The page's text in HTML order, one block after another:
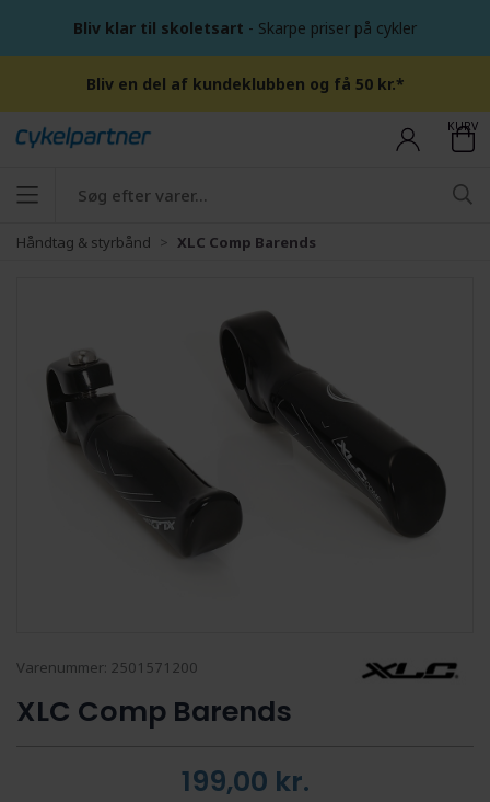
Bliv klar til skoletsart - Skarpe priser på cykler
Bliv en del af kundeklubben og få 50 kr.*
KURV
Håndtag & styrbånd XLC Comp Barends
Varenummer: 2501571200
XLC Comp Barends
199,00 kr.